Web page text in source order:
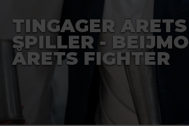
TINGAGER ÅRETS
SPILLER - BEIJMO
ÅRETS FIGHTER